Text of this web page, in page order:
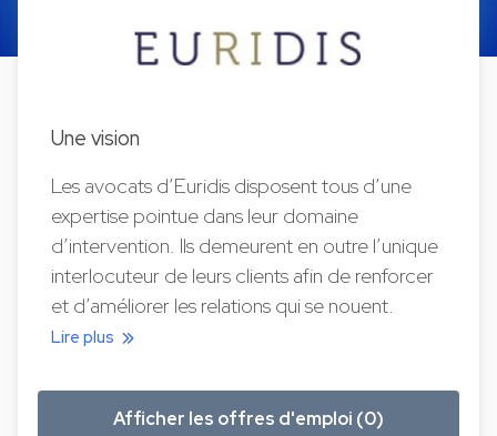
Une vision
Les avocats d’Euridis disposent tous d’une
expertise pointue dans leur domaine
d’intervention. Ils demeurent en outre l’unique
interlocuteur de leurs clients afin de renforcer
et d’améliorer les relations qui se nouent.
Lire plus
Afficher les offres d'emploi (0)